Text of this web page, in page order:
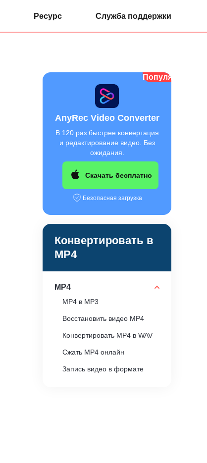
Ресурс Служба поддержки
Популярный
AnyRec Video Converter
В 120 раз быстрее конвертация
и редактирование видео. Без
ожидания.
Скачать бесплатно
Безопасная загрузка
Конвертировать в
MP4
MP4
MP4 в MP3
Восстановить видео MP4
Конвертировать MP4 в WAV
Сжать MP4 онлайн
Запись видео в формате